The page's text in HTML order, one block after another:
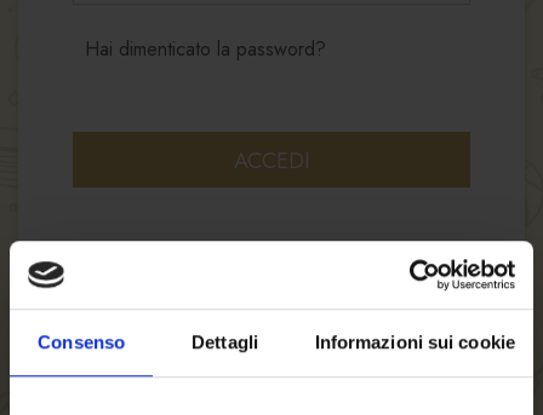
Consenso Dettagli Informazioni sui cookie
ACCEDI
Hai dimenticato la password?
NUOVI CLIENTI